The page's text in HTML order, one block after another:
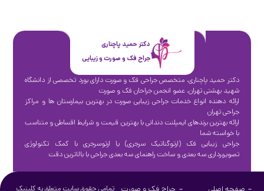
تمامی حقوق سایت متعلق به کلینیک
دکتر حمید پاچناری
جراح فک و صورت و زیبایی
دکتر حمید پاچناری، متخصص جراحی فک و صورت دارای بورد تخصصی از دانشگاه
شهید بهشتی تهران، عضو انجمن جراحان فک و صورت
ارائه دهنده انواع خدمات جراحی زیبایی صورت در بهترین بیمارستان ها و مراکز
جراحی تهران
ارائه بهترین برندهای ایمپلنت دندانی با بهترین قیمت و شرایط اقساطی و متناسب
با خواسته شما
جراحی زیبایی فک (ارتوگناتیک سرجری) یا ارتوسرجری با کمک تکنولوژی
تصویربرداری سه بعدی و ساخت راهنمای سه بعدی جراحی با بالاترین دقت